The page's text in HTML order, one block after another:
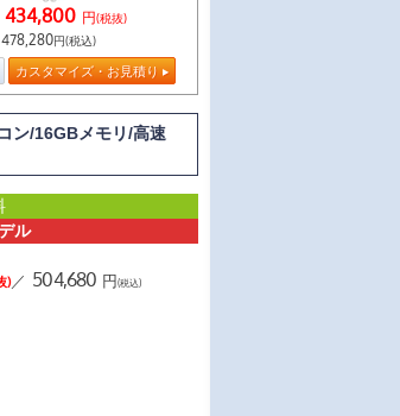
434,800 円(税抜)
478,280円(税込)
カスタマイズ・お見積り
ン/16GBメモリ/高速
ル
)／ 504,680 円(税込)